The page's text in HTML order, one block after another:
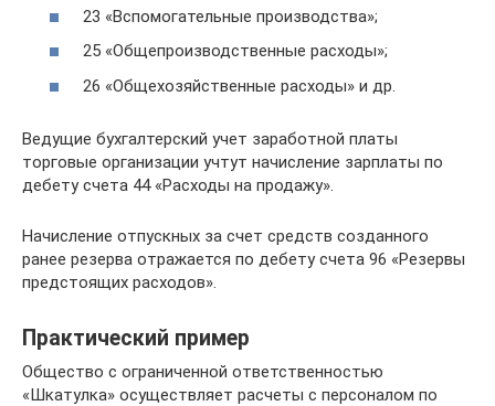
23 «Вспомогательные производства»;
25 «Общепроизводственные расходы»;
26 «Общехозяйственные расходы» и др.
Ведущие бухгалтерский учет заработной платы
торговые организации учтут начисление зарплаты по
дебету счета 44 «Расходы на продажу».
Начисление отпускных за счет средств созданного
ранее резерва отражается по дебету счета 96 «Резервы
предстоящих расходов».
Практический пример
Общество с ограниченной ответственностью
«Шкатулка» осуществляет расчеты с персоналом по